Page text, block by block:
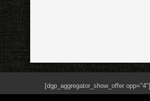
[dgp_aggregator_show_offer opp="4"]